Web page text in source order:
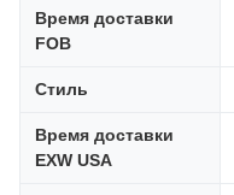
Время доставки
FOB
Стиль
Время доставки
EXW USA